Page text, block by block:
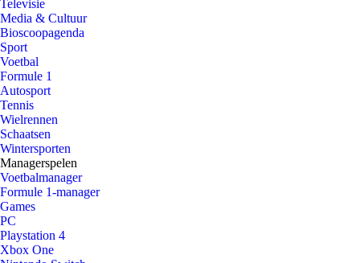
Televisie
Media & Cultuur
Bioscoopagenda
Sport
Voetbal
Formule 1
Autosport
Tennis
Wielrennen
Schaatsen
Wintersporten
Managerspelen
Voetbalmanager
Formule 1-manager
Games
PC
Playstation 4
Xbox One